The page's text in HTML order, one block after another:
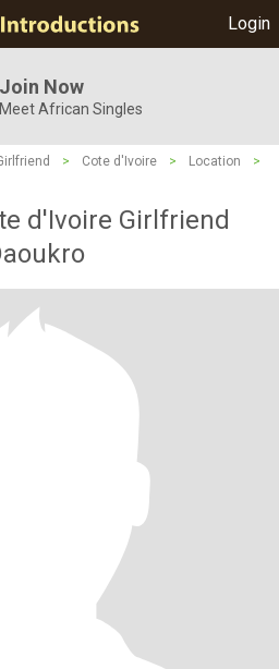
Login
Join Now
Meet African Singles
> Cote d'Ivoire > Location
>
d'Ivoire Girlfriend